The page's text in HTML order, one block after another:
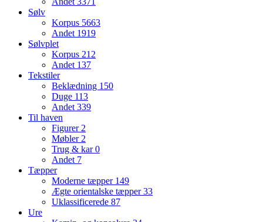
Sølv
Korpus 5663
Andet 1919
Sølvplet
Korpus 212
Andet 137
Tekstiler
Beklædning 150
Duge 113
Andet 339
Til haven
Figurer 2
Møbler 2
Trug & kar0
Andet 7
Tæpper
Moderne tæpper 149
Ægte orientalske tæpper33
Uklassificerede 87
Ure